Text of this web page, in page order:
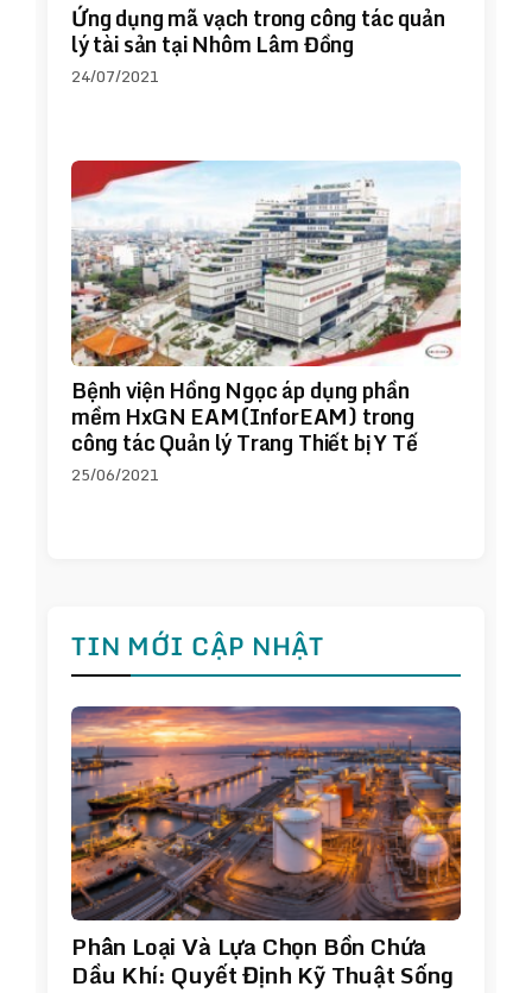
Ứng dụng mã vạch trong công tác quản
lý tài sản tại Nhôm Lâm Đồng
24/07/2021
Bệnh viện Hồng Ngọc áp dụng phần
mềm HxGN EAM(InforEAM) trong
công tác Quản lý Trang Thiết bị Y Tế
25/06/2021
TIN MỚI CẬP NHẬT
Phân Loại Và Lựa Chọn Bồn Chứa
Dầu Khí: Quyết Định Kỹ Thuật Sống